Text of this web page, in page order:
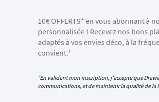
10€ OFFERTS* en vous abonnant à
personnalisée ! Recevez nos bons
adaptés à vos envies déco, à la
convient.¹
¹En validant mon inscription, j'accepte que
communications, et de maintenir la qualité de la